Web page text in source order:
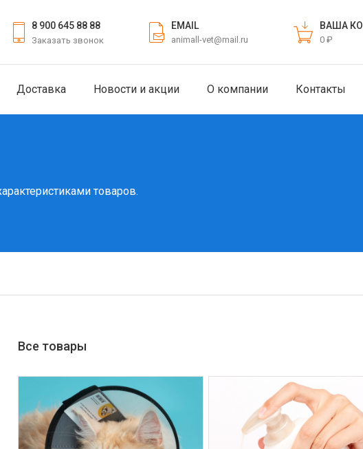
8 900 645 88 88
Заказать звонок
EMAIL
animall-vet@mail.ru
ВАША
0 ₽
Доставка Новости и акции О компании Контакты
товаров.
Все товары